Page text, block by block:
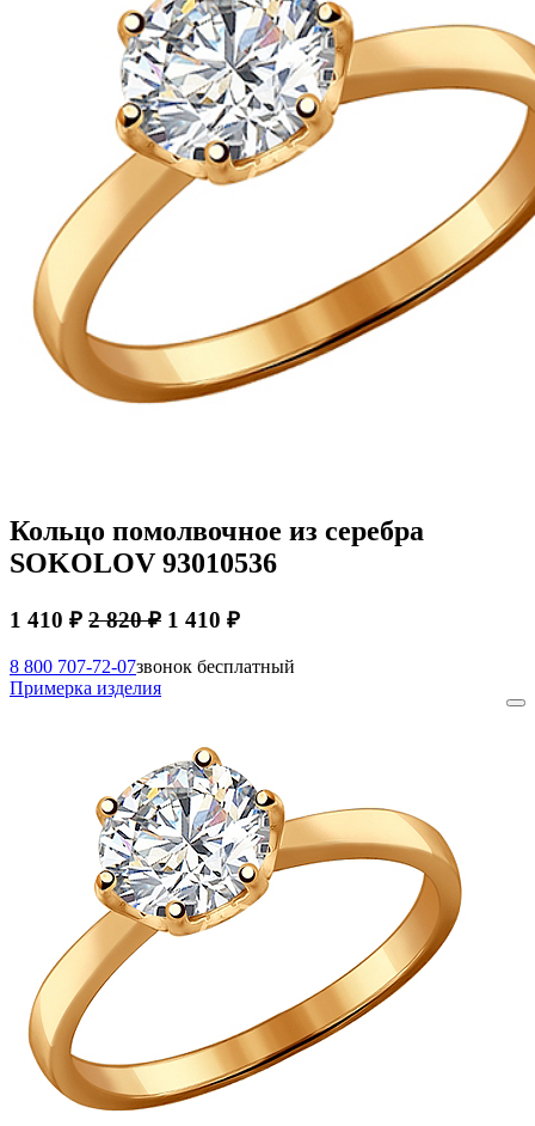
Кольцо помолвочное из серебра
SOKOLOV 93010536
1 410 ₽ 2 820 ₽ 1 410 ₽
8 800 707-72-07звонок бесплатный
Примерка изделия